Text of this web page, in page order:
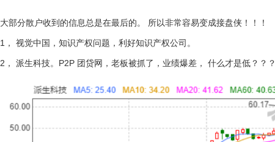
大部分散户收到的信息总是在最后的。 所以非常容易变成接盘侠！！！
1， 视觉中国，知识产权问题，利好知识产权公司。
2， 派生科技。P2P 团贷网，老板被抓了，业绩爆差， 什么才是低？？？